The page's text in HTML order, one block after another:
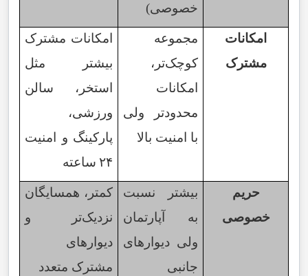
خصوصی)
امکانات
مشترک
مجموعه
کوچک‌تر،
امکانات
محدودتر ولی
با امنیت بالا
امکانات مشترک
بیشتر مثل
استخر، سالن
ورزشی،
پارکینگ و امنیت
۲۴ ساعته
حریم
خصوصی
بیشتر نسبت
به آپارتمان
ولی دیوارهای
جانبی
کمتر، همسایگان
نزدیک‌تر و
دیوارهای
مشترک متعدد